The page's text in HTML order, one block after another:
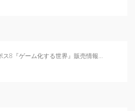
ス8『ゲーム化する世界』販売情報...